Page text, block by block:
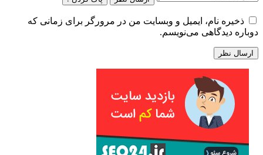
ذخیره نام، ایمیل و وبسایت من در مرورگر برای زمانی که
دوباره دیدگاهی می‌نویسم.